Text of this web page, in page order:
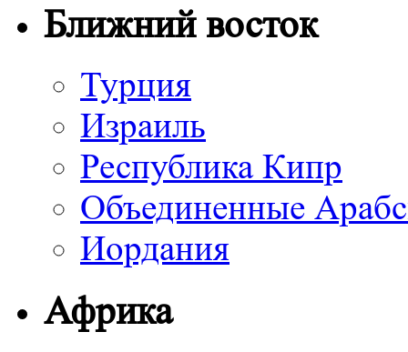
Ближний восток
Турция
Израиль
Республика Кипр
Объединенные
Иордания
Африка